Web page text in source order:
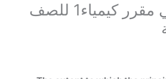
مدى تضمين مبادئ النظرية البنائية في مقرر كيمياء1 للصف